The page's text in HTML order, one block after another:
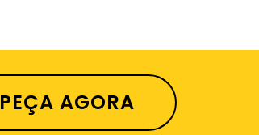
PEÇA AGORA